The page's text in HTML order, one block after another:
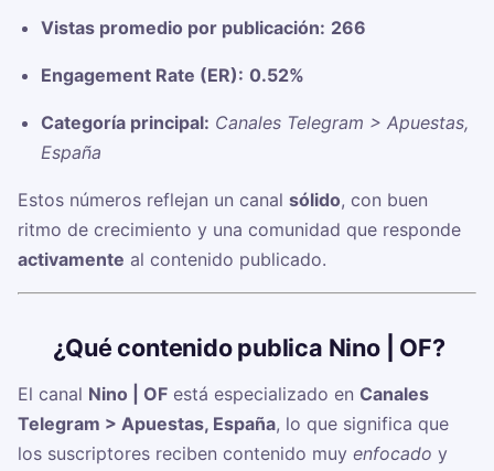
Vistas promedio por publicación: 266
Engagement Rate (ER): 0.52%
Categoría principal: Canales Telegram > Apuestas,
España
Estos números reflejan un canal sólido, con buen
ritmo de crecimiento y una comunidad que responde
activamente al contenido publicado.
¿Qué contenido publica Nino | OF?
El canal Nino | OF está especializado en Canales
Telegram > Apuestas, España, lo que significa que
los suscriptores reciben contenido muy enfocado y